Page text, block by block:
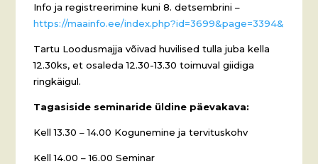
Info ja registreerimine kuni 8. detsembrini –
https://maainfo.ee/index.php?id=3699&page=3394&
Tartu Loodusmajja võivad huvilised tulla juba kella
12.30ks, et osaleda 12.30-13.30 toimuval giidiga
ringkäigul.
Tagasiside seminaride üldine päevakava:
Kell 13.30 – 14.00 Kogunemine ja tervituskohv
Kell 14.00 – 16.00 Seminar